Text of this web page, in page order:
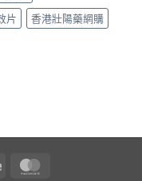
片
香港壯陽藥網購
Stripe